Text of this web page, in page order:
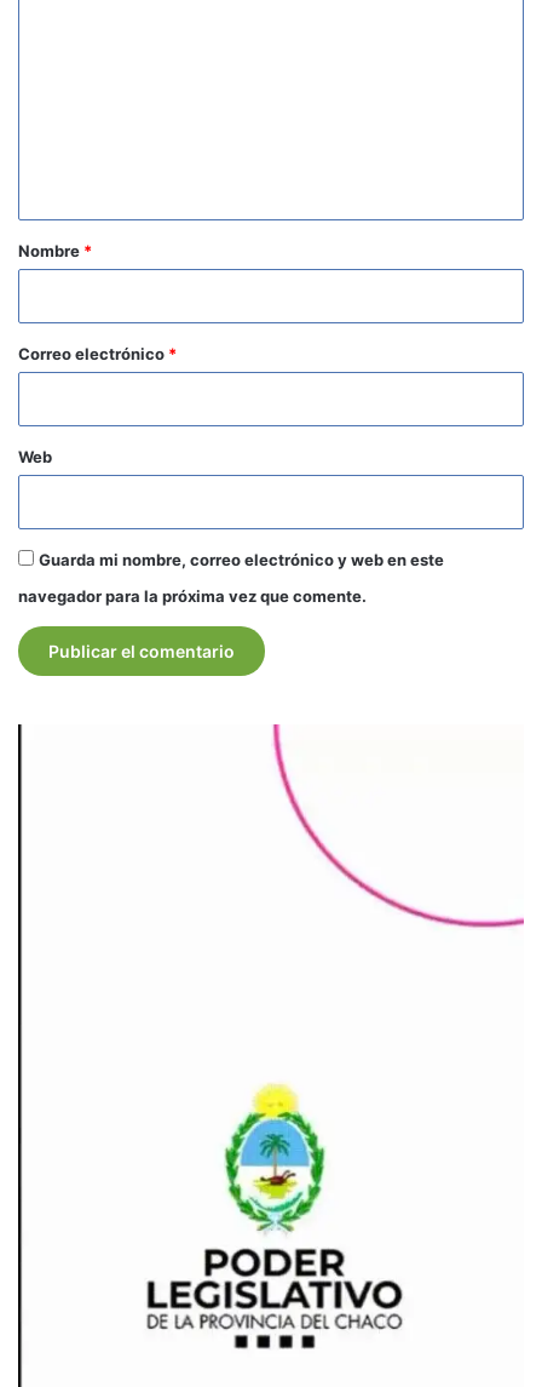
r
o
*
Nombre *
Correo electrónico *
Web
Guarda mi nombre, correo electrónico y web en este
navegador para la próxima vez que comente.